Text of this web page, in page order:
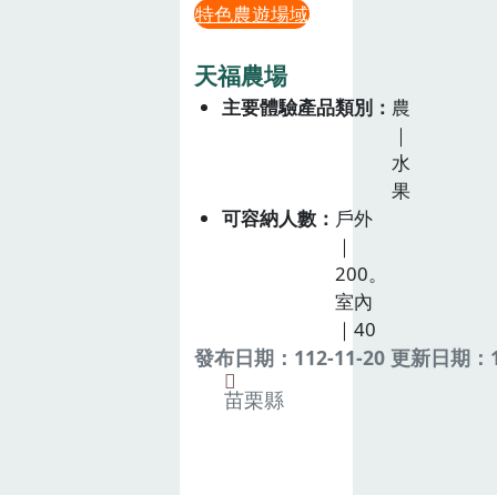
特色農遊場域
天福農場
主要體驗產品類別
農
｜
水
果
可容納人數
戶外
｜
200。
室內
｜40
發布日期：112-11-20 更新日期
苗栗縣